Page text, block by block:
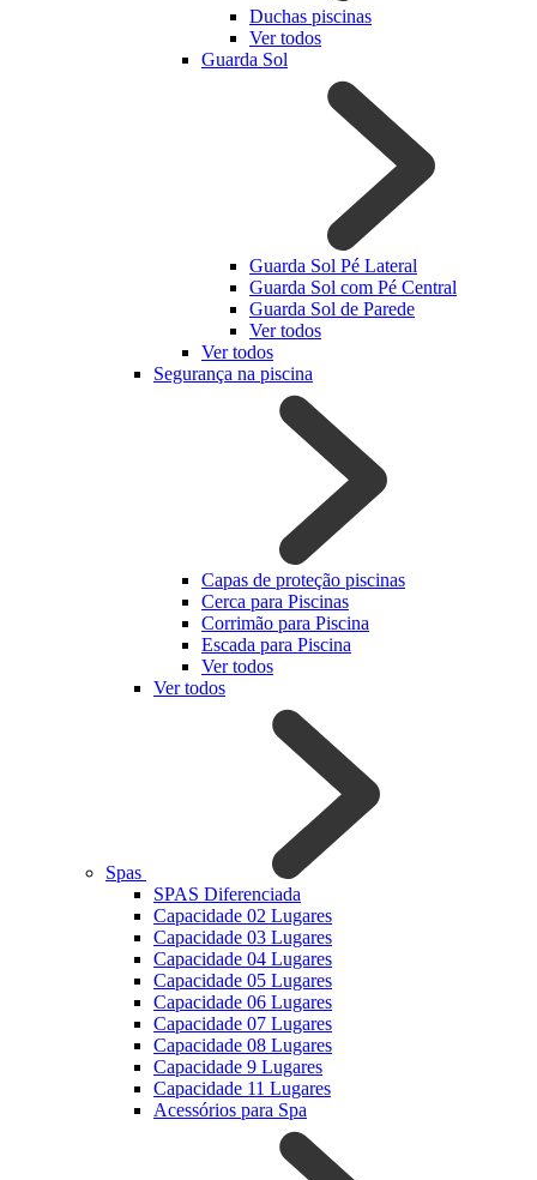
Duchas piscinas
Ver todos
Guarda Sol
Guarda Sol Pé Lateral
Guarda Sol com Pé Central
Guarda Sol de Parede
Ver todos
Ver todos
Segurança na piscina
Capas de proteção piscinas
Cerca para Piscinas
Corrimão para Piscina
Escada para Piscina
Ver todos
Ver todos
Spas
SPAS Diferenciada
Capacidade 02 Lugares
Capacidade 03 Lugares
Capacidade 04 Lugares
Capacidade 05 Lugares
Capacidade 06 Lugares
Capacidade 07 Lugares
Capacidade 08 Lugares
Capacidade 9 Lugares
Capacidade 11 Lugares
Acessórios para Spa